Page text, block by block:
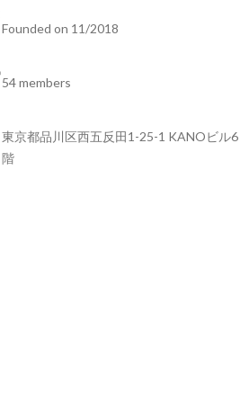
Founded on 11/2018
54 members
東京都品川区西五反田1-25-1 KANOビル6
階